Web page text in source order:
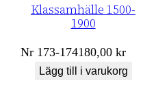
Klassamhälle 1500-
1900
Nr 173-174180,00kr
Lägg till i varukorg